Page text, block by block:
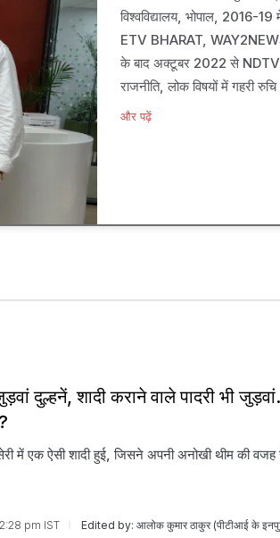
विश्वविद्यालय, भोपाल, 2016-19
ETV BHARAT,
के बाद अक्टूबर 2022 से
राजनीति, लोक विषयों में गहरी
और पढ़ें
दुल्हनें, शादी कराने वाले पादरी भी
में एक ऐसी शादी हुई, जिसने अपनी अनोखी थीम की वजह
pm IST Edited by: आलोक कुमार ठाकुर (पीटीआई के